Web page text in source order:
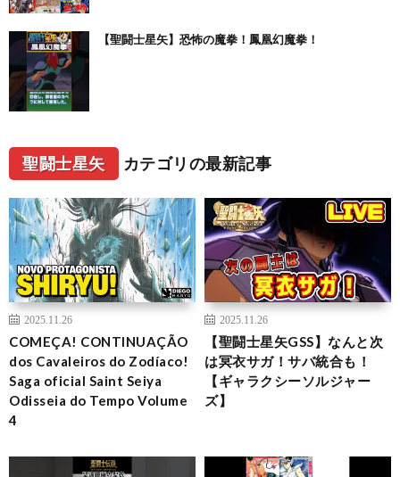
【聖闘士星矢】恐怖の魔拳！鳳凰幻魔拳！
聖闘士星矢 カテゴリの最新記事
2025.11.26
COMEÇA! CONTINUAÇÃO
dos Cavaleiros do Zodíaco!
Saga oficial Saint Seiya
Odisseia do Tempo Volume
4
2025.11.26
【聖闘士星矢GSS】なんと次
は冥衣サガ！サバ統合も！
【ギャラクシーソルジャー
ズ】